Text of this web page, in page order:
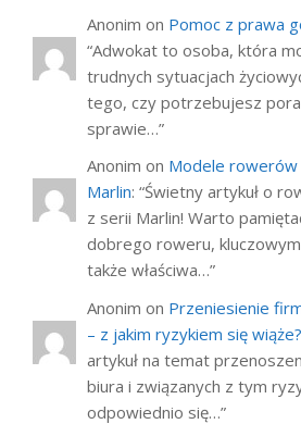
Anonim on Pomoc z prawa
“Adwokat to osoba, która
trudnych sytuacjach
tego, czy potrzebujesz
sprawie…”
Anonim on Modele rowerów
Marlin: “Świetny artykuł o
z serii Marlin! Warto
dobrego roweru,
także właściwa…”
Anonim on Przeniesienie
– z jakim ryzykiem się wiąże?
artykuł na temat
biura i związanych z tym
odpowiednio się…”